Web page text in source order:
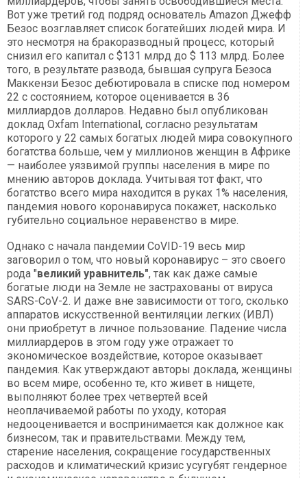
Вот уже третий год подряд основатель Amazon Джефф
Безос возглавляет список богатейших людей мира. И
это несмотря на бракоразводный процесс, который
снизил его капитал с $131 млрд до $ 113 млрд. Более
того, в результате развода, бывшая супруга Безоса
Маккензи Безос дебютировала в списке под номером
22 с состоянием, которое оценивается в 36
миллиардов долларов. Недавно был опубликован
доклад Oxfam International, согласно результатам
которого у 22 самых богатых людей мира совокупного
богатства больше, чем у миллионов женщин в Африке
— наиболее уязвимой группы населения в мире по
мнению авторов доклада. Учитывая тот факт, что
богатство всего мира находится в руках 1% населения,
пандемия нового коронавируса покажет, насколько
губительно социальное неравенство в мире.
Однако с начала пандемии CoVID-19 весь мир
заговорил о том, что новый коронавирус – это своего
рода "великий уравнитель", так как даже самые
богатые люди на Земле не застрахованы от вируса
SARS-CoV-2. И даже вне зависимости от того, сколько
аппаратов искусственной вентиляции легких (ИВЛ)
они приобретут в личное пользование. Падение числа
миллиардеров в этом году уже отражает то
экономическое воздействие, которое оказывает
пандемия. Как утверждают авторы доклада, женщины
во всем мире, особенно те, кто живет в нищете,
выполняют более трех четвертей всей
неоплачиваемой работы по уходу, которая
недооценивается и воспринимается как должное как
бизнесом, так и правительствами. Между тем,
старение населения, сокращение государственных
расходов и климатический кризис усугубят гендерное